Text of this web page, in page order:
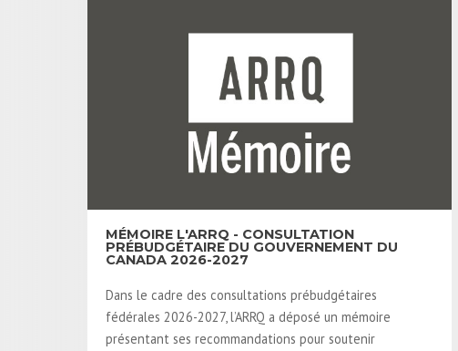
MÉMOIRE L'ARRQ - CONSULTATION
PRÉBUDGÉTAIRE DU GOUVERNEMENT DU
CANADA 2026-2027
Dans le cadre des consultations prébudgétaires
fédérales 2026-2027, l’ARRQ a déposé un mémoire
présentant ses recommandations pour soutenir